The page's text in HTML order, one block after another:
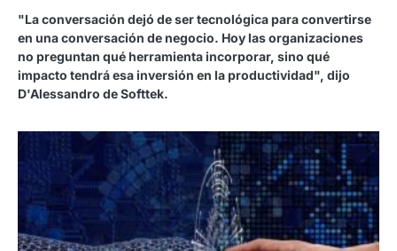
"La conversación dejó de ser tecnológica para convertirse
en una conversación de negocio. Hoy las organizaciones
no preguntan qué herramienta incorporar, sino qué
impacto tendrá esa inversión en la productividad", dijo
D'Alessandro de Softtek.